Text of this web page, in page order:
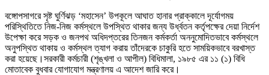
বঙ্গোপসাগরে সৃষ্ট ঘুর্ণিঝড় ‘মহাসেন’ উপকূলে আঘাত হানার প্রাক্কালে দূর্যোগময়
পরিস্থিতিতে নিজ-নিজ কর্মস্থলে উপস্থিত থাকার জন্য উর্ধ্বতন কর্তৃপক্ষের দেয়া নির্দেশ
উপেক্ষা করে সড়ক ও জনপথ অধিদপ্তরের তিনজন কর্মকর্তা অননুমোদিতভাবে কর্মস্থলে
অনুপস্থিত থাকায় ও কর্মস্থল ত্যাগ করায় তাঁদেরকে চাকুরি হতে সাময়িকভাবে বরখাস্ত
করা হয়েছে। সরকারী কর্মচারী (শৃঙ্খলা ও আপীল) বিধিমালা, ১৯৮৫ এর ১১ (১) বিধি
মোতাবেক বুধবার যোগাযোগ মন্ত্রণালয় এ আদেশ জারি করে।